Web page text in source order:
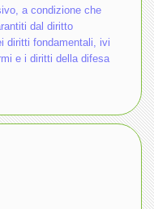
a condizione che
dal diritto
diritti fondamentali, ivi
e i diritti della difesa